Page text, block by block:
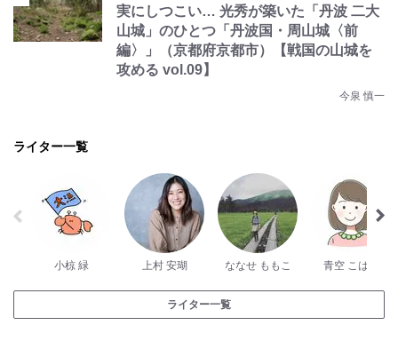
実にしつこい… 光秀が築いた「丹波 二大
山城」のひとつ「丹波国・周山城〈前
編〉」（京都府京都市）【戦国の山城を
攻める vol.09】
今泉 慎一
ライター一覧
小椋 緑 上村 安瑚 ななせ ももこ 青空 こはる
ライター一覧